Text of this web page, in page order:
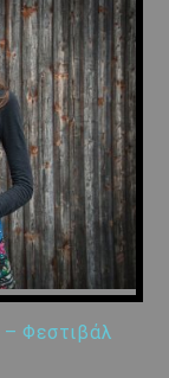
– Φεστιβάλ